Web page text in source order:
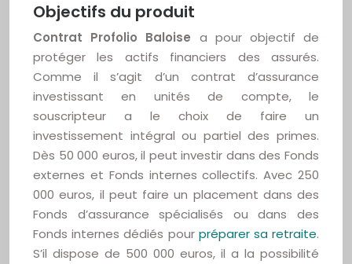
Objectifs du produit
Contrat Profolio Baloise a pour objectif de
protéger les actifs financiers des assurés.
Comme il s’agit d’un contrat d’assurance
investissant en unités de compte, le
souscripteur a le choix de faire un
investissement intégral ou partiel des primes.
Dès 50 000 euros, il peut investir dans des Fonds
externes et Fonds internes collectifs. Avec 250
000 euros, il peut faire un placement dans des
Fonds d’assurance spécialisés ou dans des
Fonds internes dédiés pour préparer sa retraite.
S’il dispose de 500 000 euros, il a la possibilité